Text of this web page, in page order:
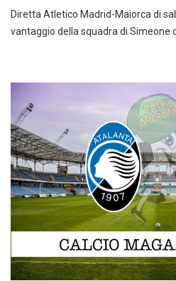
Diretta Atletico Madrid-Maiorca di
vantaggio della squadra di Simeone